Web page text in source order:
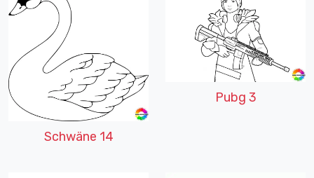
Schwäne 14
Pubg 3